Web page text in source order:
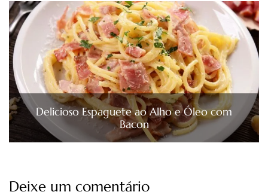
Delicioso Espaguete ao Alho e Óleo com
Bacon
Deixe um comentário